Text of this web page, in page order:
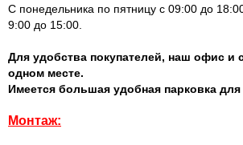
С понедельника по пятницу с 09:00 до
9:00 до 15:00.
Для удобства покупателей, наш офис и
одном месте.
Имеется большая удобная парковка для
Монтаж: